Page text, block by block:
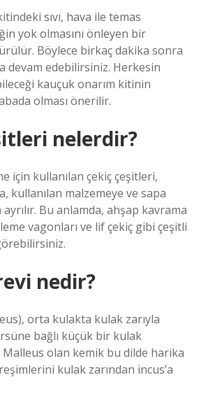
sıvı, hava ile temas
yok olmasını önleyen bir
Böylece birkaç dakika sonra
devam edebilirsiniz. Herkesin
kauçuk onarım kitinin
olması önerilir.
nelerdir?
için kullanılan çekiç çeşitleri,
kullanılan malzemeye ve sapa
Bu anlamda, ahşap kavrama
vagonları ve lif çekiç gibi çeşitli
nedir?
orta kulakta kulak zarıyla
bağlı küçük bir kulak
olan kemik bu dilde harika
kulak zarından incus’a